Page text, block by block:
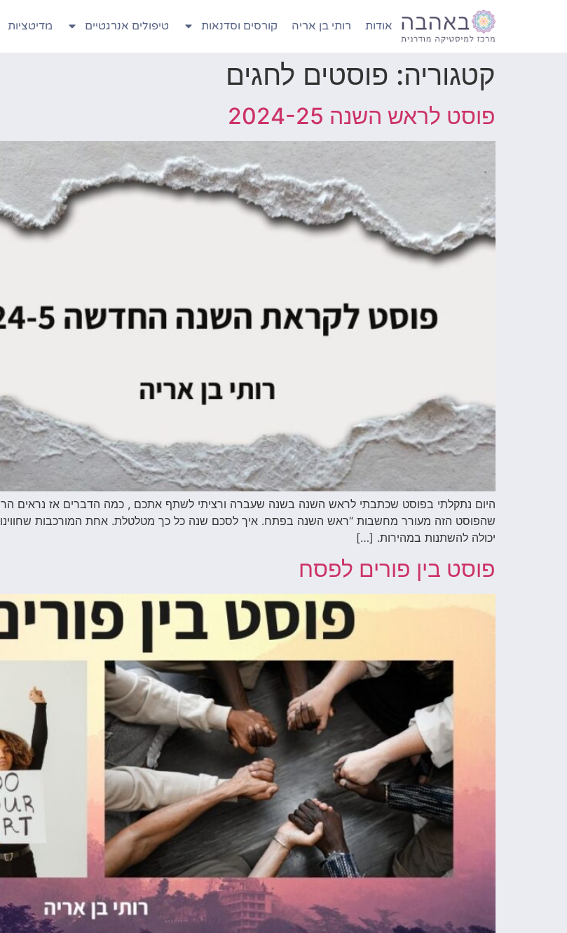
אודות
רותי בן אריה קורסים וסדנאות טיפולים אנרגטיים מדיטציות
קטגוריה: פוסטים לחגים
פוסט לראש השנה 2024-25
היום נתקלתי בפוסט שכתבתי לראש השנה בשנה שעברה ורציתי לשתף אתכם , כמה הדברים אז נראים
יכולה להשתנות במהירות. […]
פוסט בין פורים לפסח